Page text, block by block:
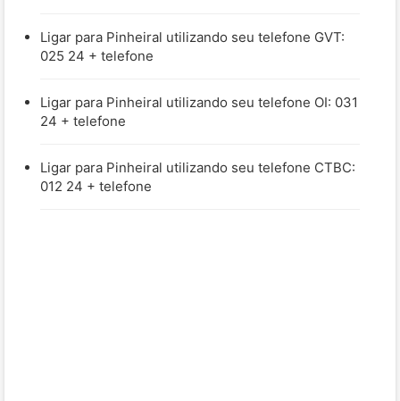
Ligar para Pinheiral utilizando seu telefone GVT:
025 24 + telefone
Ligar para Pinheiral utilizando seu telefone OI: 031
24 + telefone
Ligar para Pinheiral utilizando seu telefone CTBC:
012 24 + telefone